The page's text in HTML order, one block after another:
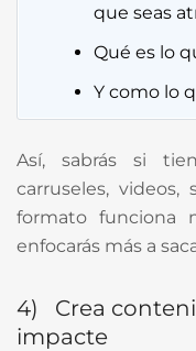
que seas
Qué es lo
Y como lo
Así, sabrás si
carruseles, videos,
formato funciona
enfocarás más a
4) Crea
impacte